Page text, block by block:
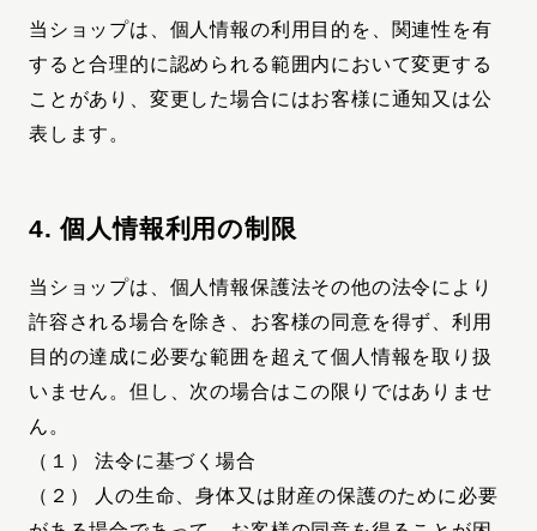
当ショップは、個人情報の利用目的を、関連性を有
すると合理的に認められる範囲内において変更する
ことがあり、変更した場合にはお客様に通知又は公
表します。
4. 個人情報利用の制限
当ショップは、個人情報保護法その他の法令により
許容される場合を除き、お客様の同意を得ず、利用
目的の達成に必要な範囲を超えて個人情報を取り扱
いません。但し、次の場合はこの限りではありませ
ん。
（１） 法令に基づく場合
（２） 人の生命、身体又は財産の保護のために必要